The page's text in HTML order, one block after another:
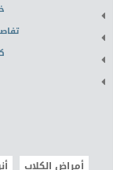
أمراض الكلاب